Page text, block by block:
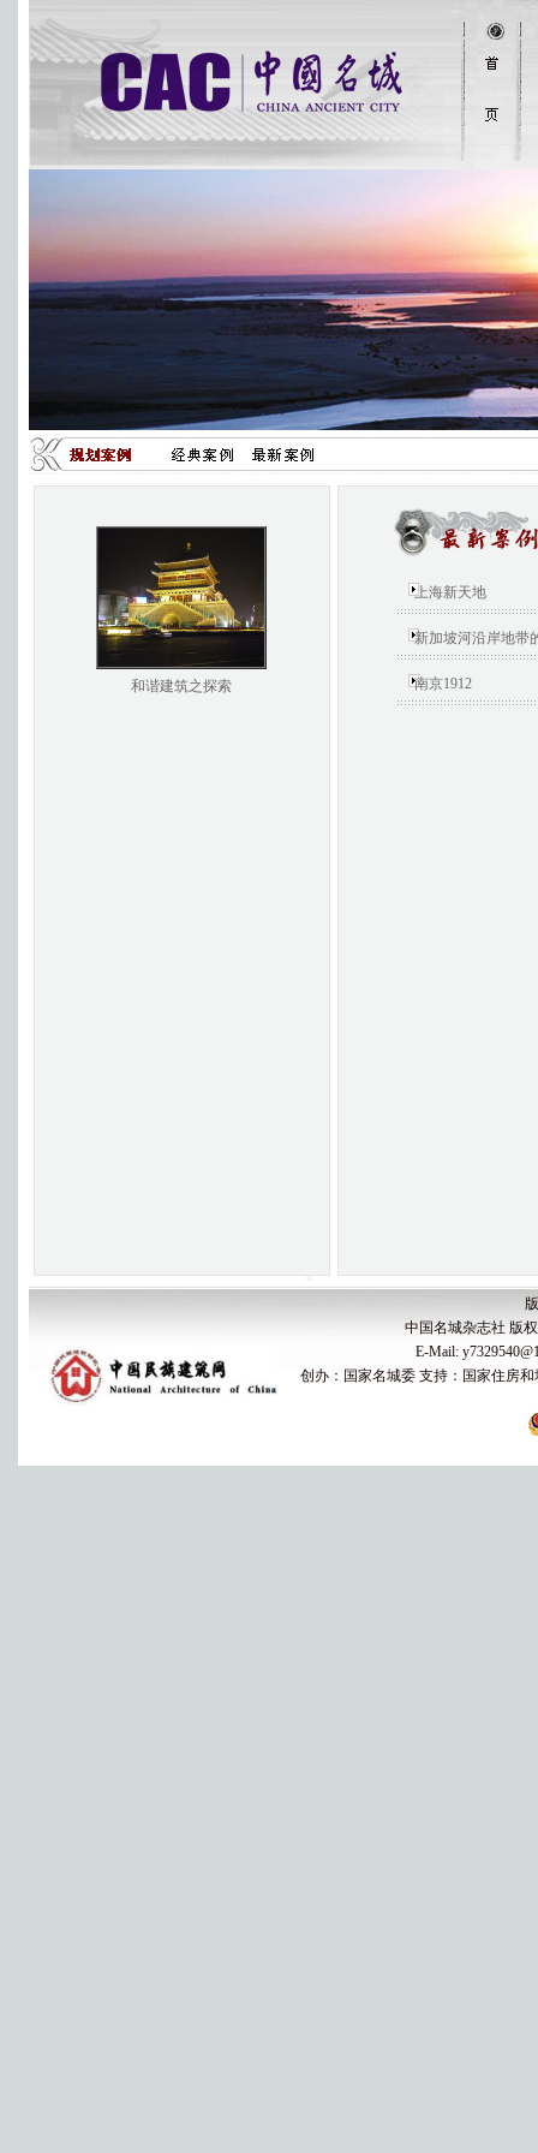
和谐建筑之探索
上海新天地
新加坡河沿岸地带
南京1912
中国名城杂志社 版权
E-Mail:
创办：国家名城委 支持：国家住房